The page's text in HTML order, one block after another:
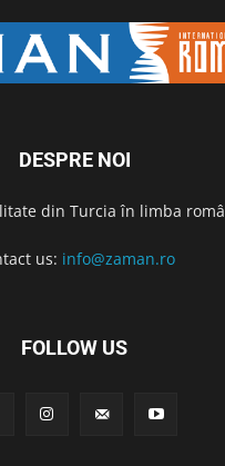
DESPRE NOI
din Turcia în limba
us: info@zaman.ro
FOLLOW US